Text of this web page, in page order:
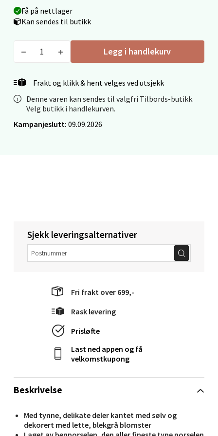
Få på nettlager
Kan sendes til butikk
Legg i handlekurv
Frakt og klikk & hent velges ved utsjekk
Denne varen kan sendes til valgfri Tilbords-butikk.
Velg butikk i handlekurven.
Kampanjeslutt: 09.09.2026
Beskrivelse
Med tynne, delikate deler kantet med sølv og
dekorert med lette, blekgrå blomster
Sjekk leveringsalternativer
Fri frakt over 699,-
Rask levering
Prisløfte
Last ned appen og få
velkomstkupong
Fridtjof Nansensgate 22, 8622 Mo i Rana
Åpent i dag 09-19
Ålesund - Thon Senter Moa
Molde - Moldetorget
Torget 1, 6413 Molde
0 i butikk
Narvik - Thon Senter Malmporten
Bolagsgata 1, 8514 Narvik
Åpent i dag 10-20
0 i butikk